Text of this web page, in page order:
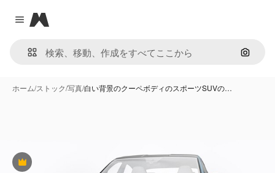
Close menu
Magnific
画像で
ホーム/ストック/写真/白い背景のクーペボディのスポーツSUVの…
Premium